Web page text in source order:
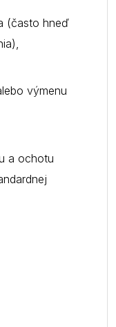
(často hneď
výmenu
a ochotu